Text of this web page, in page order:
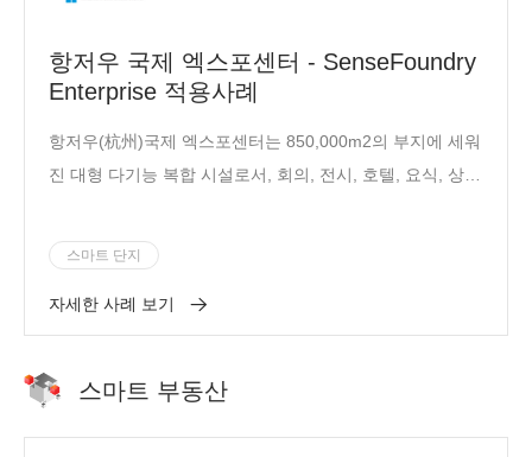
항저우 국제 엑스포센터 - SenseFoundry
Enterprise 적용사례
항저우(杭州)국제 엑스포센터는 850,000m2의 부지에 세워
진 대형 다기능 복합 시설로서, 회의, 전시, 호텔, 요식, 상업
을 합니다.
스마트 단지
자세한 사례 보기
스마트 부동산